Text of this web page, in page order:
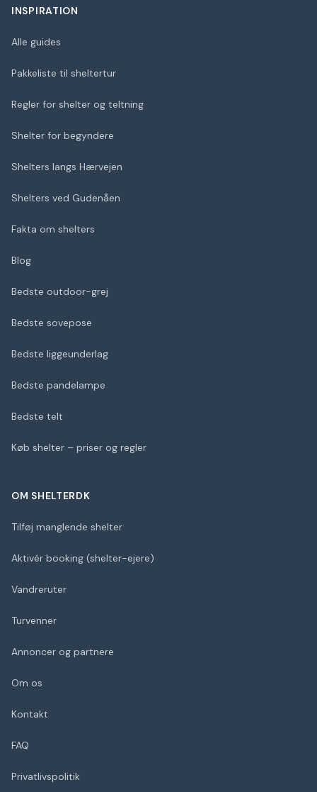
INSPIRATION
Alle guides
Pakkeliste til sheltertur
Regler for shelter og teltning
Shelter for begyndere
Shelters langs Hærvejen
Shelters ved Gudenåen
Fakta om shelters
Blog
Bedste outdoor-grej
Bedste sovepose
Bedste liggeunderlag
Bedste pandelampe
Bedste telt
Køb shelter – priser og regler
OM SHELTERDK
Tilføj manglende shelter
Aktivér booking (shelter-ejere)
Vandreruter
Turvenner
Annoncer og partnere
Om os
Kontakt
FAQ
Privatlivspolitik